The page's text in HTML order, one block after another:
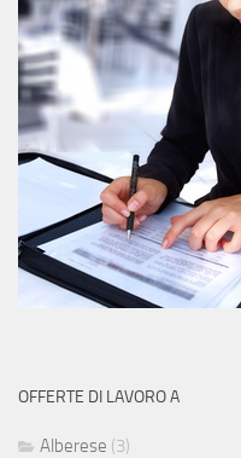
OFFERTE DI LAVORO A
Alberese (3)